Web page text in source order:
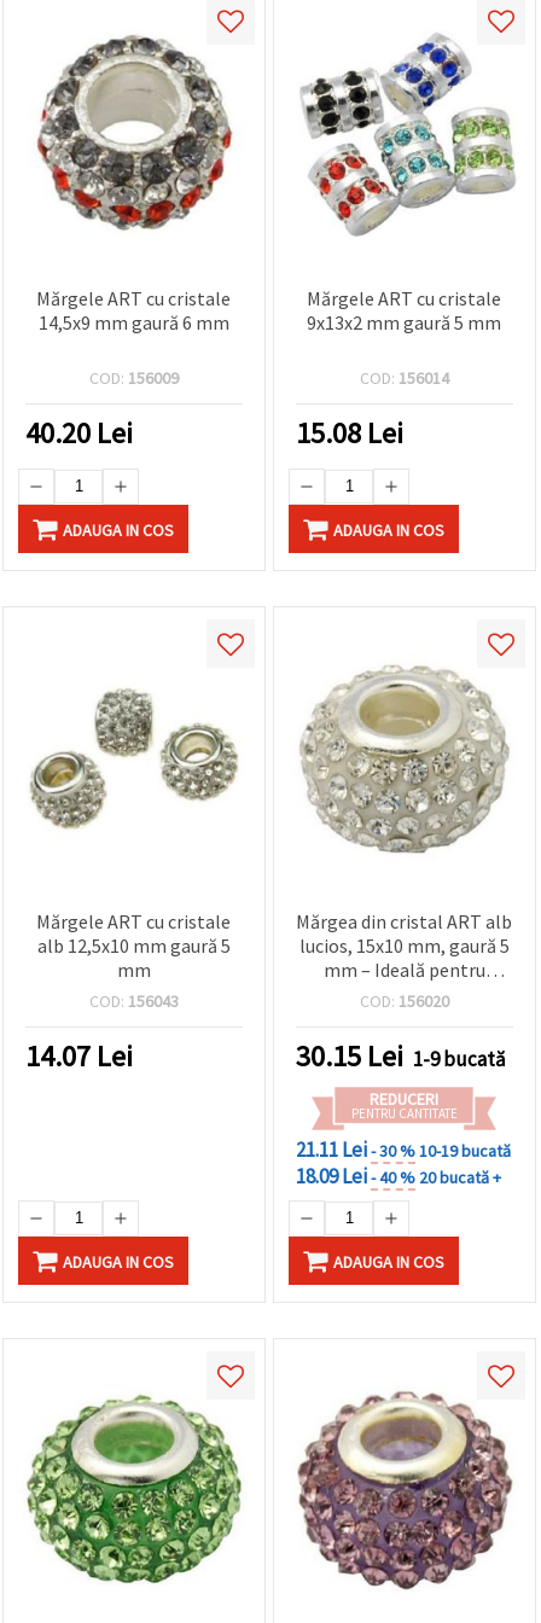
Mărgele ART cu cristale
14,5x9 mm gaură 6 mm
COD: 156009
40.20 Lei
ADAUGA IN COS
Mărgele ART cu cristale
9x13x2 mm gaură 5 mm
COD: 156014
15.08 Lei
ADAUGA IN COS
Mărgele ART cu cristale
alb 12,5x10 mm gaură 5
mm
COD: 156043
14.07 Lei
ADAUGA IN COS
Mărgea din cristal ART alb
lucios, 15x10 mm, gaură 5
mm – Ideală pentru
accesorii handmade și
COD: 156020
30.15 Lei 1-9 bucată
REDUCERI
PENTRU CANTITATE
21.11 Lei- 30 %10-19 bucată
18.09 Lei- 40 % 20 bucată +
ADAUGA IN COS